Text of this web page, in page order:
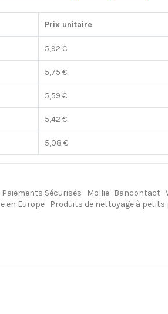
Prix unitaire
5,92 €
5,75 €
5,59 €
5,42 €
5,08 €
Paiements Sécurisés Mollie Bancontact
en Europe Produits de nettoyage à petits